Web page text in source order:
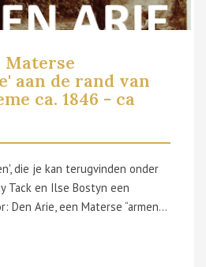
Materse
aan de rand van
ca. 1846 - ca
die je kan terugvinden onder
Tack en Ilse Bostyn een
uitgebreide studie voor: Den Arie, een Materse “armenkolonie” aan de rand van het Bos t’Ename, ca. 1846-ca. 1920. Zij onderziochten de geschiedenis van een perceel grond binnen het Materse gehucht Boskant dat in eigendom was bij het Bureel van Weldadigheid en waarop een groepje hutten stond dat diende als woonst voor de allerarmste gezinnen van het dorp. Guido Tack beschreef eerder de geschiedenis van deze ‘armenkolonie’ in zijn boek ‘12.000 jaar Bos t’Ename, een hoopvol perspectief voor bos in de Lage Landen’ (Tack et al, uitgeverij Sterck & De Vreese, 2021). Guido Tack en Ilse Bostyn maakten een uitgebreidere studie over dit onderwerp en in maart 2023 verscheen een verkorte versie hiervan in het tijdschrift ‘G|OUD, geschiedenis van Oudenaarde en omgeving’ (jaargang III, nr. 1, maart 2023). Het uitgebreide artikel kan u hieronder integraal terugvinden.